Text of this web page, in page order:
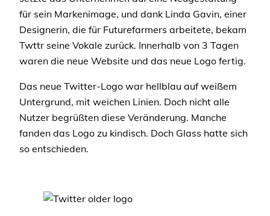
für sein Markenimage, und dank Linda Gavin, einer
Designerin, die für Futurefarmers arbeitete, bekam
Twttr seine Vokale zurück. Innerhalb von 3 Tagen
waren die neue Website und das neue Logo fertig.
Das neue Twitter-Logo war hellblau auf weißem
Untergrund, mit weichen Linien. Doch nicht alle
Nutzer begrüßten diese Veränderung. Manche
fanden das Logo zu kindisch. Doch Glass hatte sich
so entschieden.